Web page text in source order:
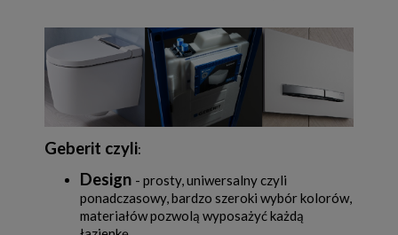
Geberit czyli:
Design - prosty, uniwersalny czyli
ponadczasowy, bardzo szeroki wybór kolorów,
materiałów pozwolą wyposażyć każdą